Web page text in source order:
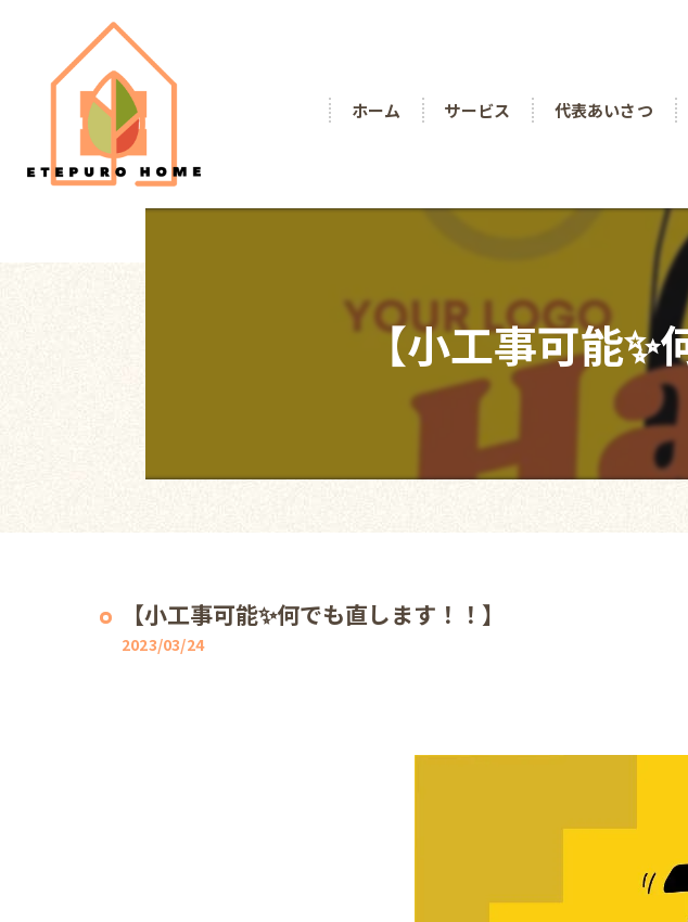
ホーム サービス 代表あいさつ
【小工事可能
【小工事可能✨何でも直します！！】
2023/03/24